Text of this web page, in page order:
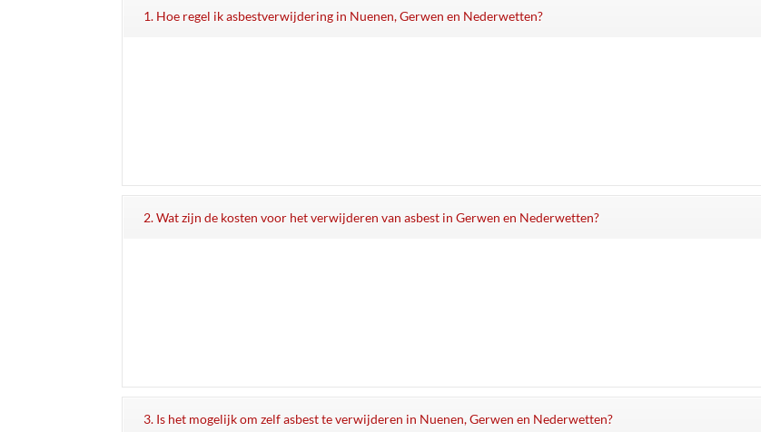
1. Hoe regel ik asbestverwijdering in Nuenen, Gerwen en Nederwetten?
2. Wat zijn de kosten voor het verwijderen van asbest in Gerwen en Nederwetten?
3. Is het mogelijk om zelf asbest te verwijderen in Nuenen, Gerwen en Nederwetten?